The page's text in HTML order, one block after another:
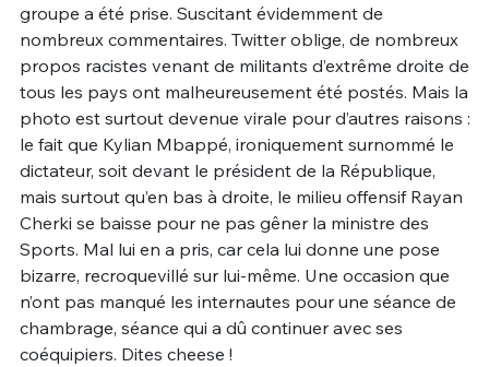
groupe a été prise. Suscitant évidemment de
nombreux commentaires. Twitter oblige, de nombreux
propos racistes venant de militants d’extrême droite de
tous les pays ont malheureusement été postés. Mais la
photo est surtout devenue virale pour d’autres raisons :
le fait que Kylian Mbappé, ironiquement surnommé le
dictateur, soit devant le président de la République,
mais surtout qu’en bas à droite, le milieu offensif Rayan
Cherki se baisse pour ne pas gêner la ministre des
Sports. Mal lui en a pris, car cela lui donne une pose
bizarre, recroquevillé sur lui-même. Une occasion que
n’ont pas manqué les internautes pour une séance de
chambrage, séance qui a dû continuer avec ses
coéquipiers. Dites cheese !
C'EST PARTI